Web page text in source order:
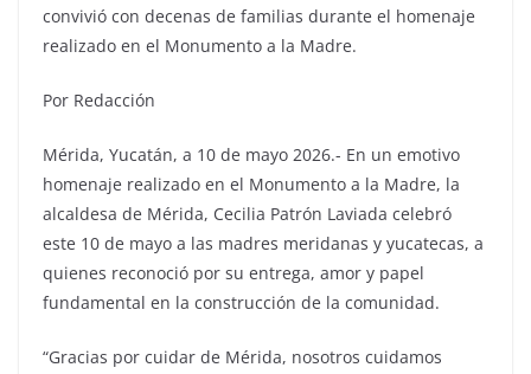
convivió con decenas de familias durante el homenaje
realizado en el Monumento a la Madre.
Por Redacción
Mérida, Yucatán, a 10 de mayo 2026.- En un emotivo
homenaje realizado en el Monumento a la Madre, la
alcaldesa de Mérida, Cecilia Patrón Laviada celebró
este 10 de mayo a las madres meridanas y yucatecas, a
quienes reconoció por su entrega, amor y papel
fundamental en la construcción de la comunidad.
“Gracias por cuidar de Mérida, nosotros cuidamos